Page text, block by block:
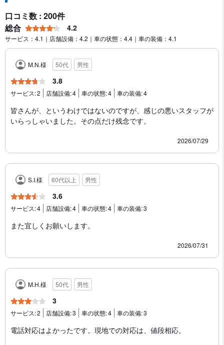
口コミ数 : 200件
総合
4.2
サービス：4.1｜店舗設備：4.2｜車の状態：4.4｜車の装備：4.1
M.N.様 50代 男性
3.8
サービス:2 店舗設備:4 車の状態:4 車の装備:4
皆さんが、というわけではないのですが、感じの悪いスタッフが
いらっしゃいました。その点だけ残念です。
2026/07/29
S.I.様 60代以上 男性
3.6
サービス:4 店舗設備:4 車の状態:4 車の装備:3
また宜しくお願いします。
2026/07/31
M.H.様 50代 男性
3
サービス:2 店舗設備:3 車の状態:4 車の装備:3
電話対応はよかったです。現地での対応は、値段相応。